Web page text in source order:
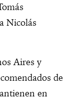
Nicolás
Aires y
de
en